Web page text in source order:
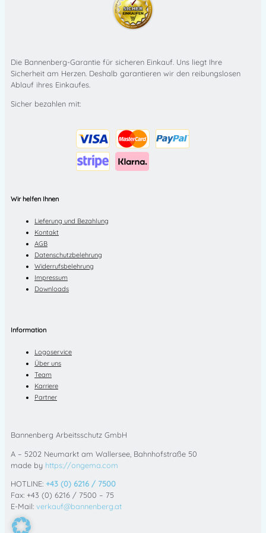
Die Bannenberg-Garantie für sicheren Einkauf. Uns liegt Ihre
Sicherheit am Herzen. Deshalb garantieren wir den reibungslosen
Ablauf ihres Einkaufes.
Sicher bezahlen mit:
Wir helfen Ihnen
Lieferung und Bezahlung
Kontakt
AGB
Datenschutzbelehrung
Widerrufsbelehrung
Impressum
Downloads
Information
Logoservice
Über uns
Team
Karriere
Partner
Bannenberg Arbeitsschutz GmbH
A – 5202 Neumarkt am Wallersee, Bahnhofstraße 50
made by https://ongema.com
HOTLINE: +43 (0) 6216 / 7500
Fax: +43 (0) 6216 / 7500 – 75
E-Mail: verkauf@bannenberg.at